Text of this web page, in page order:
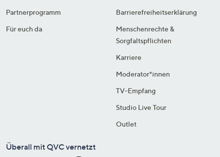
Partnerprogramm
Für euch da
Barrierefreiheitserklärung
Menschenrechte &
Sorgfaltspflichten
Karriere
Moderator*innen
TV-Empfang
Studio Live Tour
Outlet
Überall mit QVC vernetzt